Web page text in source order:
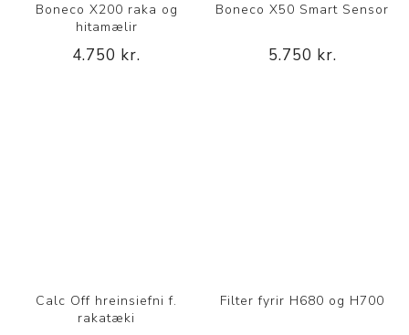
Boneco X200 raka og
hitamælir
4.750 kr.
Boneco X50 Smart Sensor
5.750 kr.
Calc Off hreinsiefni f.
rakatæki
Filter fyrir H680 og H700